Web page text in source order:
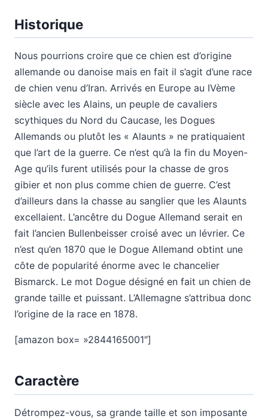
Historique
Nous pourrions croire que ce chien est d’origine
allemande ou danoise mais en fait il s’agit d’une race
de chien venu d’Iran. Arrivés en Europe au IVème
siècle avec les Alains, un peuple de cavaliers
scythiques du Nord du Caucase, les Dogues
Allemands ou plutôt les « Alaunts » ne pratiquaient
que l’art de la guerre. Ce n’est qu’à la fin du Moyen-
Age qu’ils furent utilisés pour la chasse de gros
gibier et non plus comme chien de guerre. C’est
d’ailleurs dans la chasse au sanglier que les Alaunts
excellaient. L’ancêtre du Dogue Allemand serait en
fait l’ancien Bullenbeisser croisé avec un lévrier. Ce
n’est qu’en 1870 que le Dogue Allemand obtint une
côte de popularité énorme avec le chancelier
Bismarck. Le mot Dogue désigné en fait un chien de
grande taille et puissant. L’Allemagne s’attribua donc
l’origine de la race en 1878.
[amazon box= »2844165001″]
Caractère
Détrompez-vous, sa grande taille et son imposante